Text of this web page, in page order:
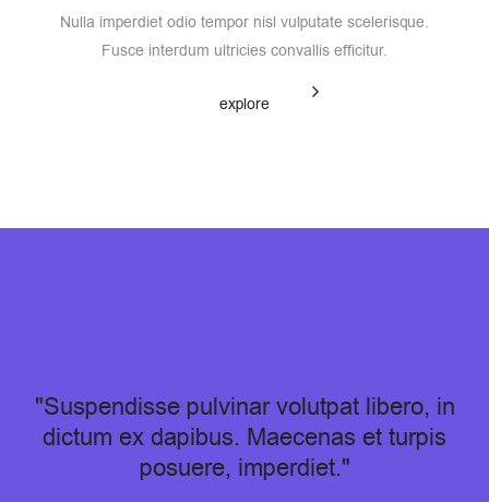
Nulla imperdiet odio tempor nisl vulputate scelerisque.
Fusce interdum ultricies convallis efficitur.
explore
"Suspendisse pulvinar volutpat libero, in
dictum ex dapibus. Maecenas et turpis
posuere, imperdiet."